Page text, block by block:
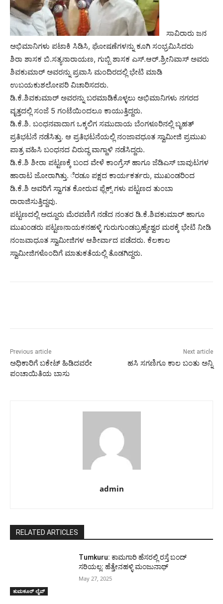
ಸಾವಿರಾರು ಜನ
ಅಭಿಮಾನಿಗಳು ಪಟಾಕಿ ಸಿಡಿಸಿ, ಘೋಷಣೆಗಳನ್ನು ಕೂಗಿ ಸಂಭ್ರಮಿಸಿದರು
ಶಿರಾ ಶಾಸಕ ಬಿ.ಸತ್ಯನಾರಾಯಣ, ಗುಬ್ಬಿ ಶಾಸಕ ಎಸ್‌.ಆರ್‌.ಶ್ರೀನಿವಾಸ್‌ ಅವರು
ಶಿವಕುಮಾರ್‌ ಅವರನ್ನು ಪ್ರವಾಸಿ ಮಂದಿರದಲ್ಲಿ ಭೇಟಿ ಮಾಡಿ
ಉಬಯಕುಶಲೋಪರಿ ವಿಚಾರಿಸದರು.
ಡಿ.ಕೆ.ಶಿವಕುಮಾರ್‌ ಅವರನ್ನು ಬರಮಾಡಿಕೊಳ್ಳಲು ಅಭಿಮಾನಿಗಳು ನಗರದ
ವೃತ್ತದಲ್ಲಿ ಸಂಜೆ 5 ಗಂಟೆಯಿಂದಲೂ ಕಾಯುತ್ತಿದ್ದರು.
ಡಿ.ಕೆ.ಶಿ. ಬಂಧನವಾದಾಗ ಒಕ್ಕಲಿಗ ಸಮುದಾಯ ಬೆಂಗಳೂರಿನಲ್ಲಿ ಬೃಹತ್‌
ಪ್ರತಿಭಟನೆ ನಡೆಸಿತ್ತು. ಆ ಪ್ರತಿಭಟನೆಯಲ್ಲಿ ನಂಜಾವಧೂತ ಸ್ವಾಮೀಜಿ ಪ್ರಮುಖ
ಪಾತ್ರ ವಹಿಸಿ ಬಂಧನದ ವಿರುದ್ಧ ವಾಗ್ದಾಳಿ ನಡೆಸಿದ್ದರು.
ಡಿ.ಕೆ.ಶಿ ಶೀರಾ ಪಟ್ಟಣಕ್ಕೆ ಬಂದ ವೇಳೆ ಕಾಂಗ್ರೆಸ್ ಹಾಗೂ ಜೆಡಿಎಸ್ ಬಾವುಟಗಳ
ಹಾರಾಟ ಜೋರಾಗಿತ್ತು. ೆರಡೂ ಪಕ್ಷದ ಕಾರ್ಯಕರ್ತರು, ಮುಖಂಡರಿಂದ
ಡಿ.ಕೆ.ಶಿ ಅವರಿಗೆ ಸ್ವಾಗತ ಕೋರುವ ಫ್ಲೆಕ್ಸ್ ಗಳು ಪಟ್ಟಣದ ತುಂಬಾ
ರಾರಾಜಿಸುತ್ತಿದ್ದವು.
ಪಟ್ಟಣದಲ್ಲಿ ಅದ್ದೂರು ಮೆರವಣಿಗೆ ನಡೆದ ನಂತರ ಡಿ.ಕೆ.ಶಿವಕುಮಾರ್ ಹಾಗೂ
ಮುಖಂಡರು ಪಟ್ಟಣನಾಯಕನಹಳ್ಳಿ ಗುರುಗುಂಡಬ್ರಹ್ಮೇಶ್ವರ ಮಠಕ್ಕೆ ಭೇಟಿ ನೀಡಿ
ನಂಜವಾಧೂತ ಸ್ವಾಮೀಜಿಗಳ ಆಶೀರ್ವಾದ ಪಡೆದರು. ಕೆಲಕಾಲ
ಸ್ವಾಮೀಜಿಗಳೊಂದಿಗೆ ಮಾತುಕತೆಯಲ್ಲಿ ತೊಡಗಿದ್ದರು.
Previous article
ಅಧಿಕಾರಿಗೆ ಬಕೇಟ್ ಹಿಡಿದವರೇ
ಪಂಚಾಯಿತಿಯ ಬಾಸು
Next article
ಹಸಿ ಸಗಣಿಗೂ ಕಾಲ ಬಂತು ಅನ್ನಿ
admin
RELATED ARTICLES
ತುಮಕೂರ್ ಲೈವ್
Tumkuru: ಕಾಮಗಾರಿ ಹೆಸರಲ್ಲಿ ರಸ್ತೆ ಬಂದ್
ಸರಿಯಲ್ಲ: ಹೆತ್ತೇನಹಳ್ಳಿ ಮಂಜುನಾಥ್
May 27, 2025